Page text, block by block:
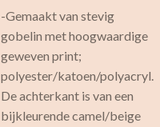
-Gemaakt van stevig
gobelin met hoogwaardige
geweven print;
polyester/katoen/polyacryl.
De achterkant is van een
bijkleurende camel/beige